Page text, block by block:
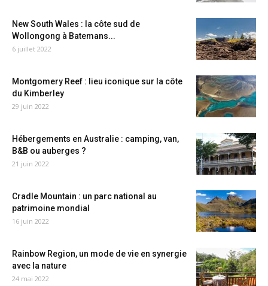
New South Wales : la côte sud de
Wollongong à Batemans...
6 juillet 2022
Montgomery Reef : lieu iconique sur la côte
du Kimberley
29 juin 2022
Hébergements en Australie : camping, van,
B&B ou auberges ?
21 juin 2022
Cradle Mountain : un parc national au
patrimoine mondial
16 juin 2022
Rainbow Region, un mode de vie en synergie
avec la nature
24 mai 2022